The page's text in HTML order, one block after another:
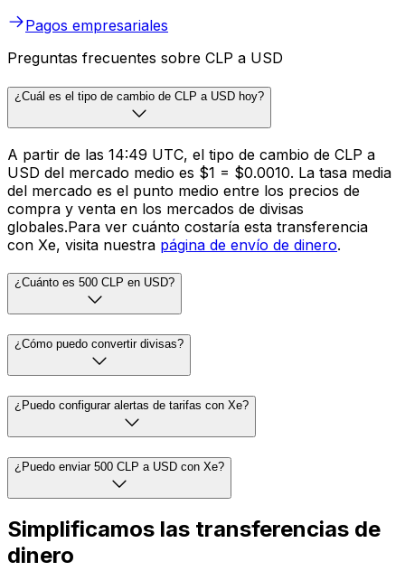
Pagos empresariales
Preguntas frecuentes sobre CLP a USD
¿Cuál es el tipo de cambio de CLP a USD hoy?
A partir de las 14:49 UTC, el tipo de cambio de CLP a
USD del mercado medio es $1 = $0.0010. La tasa media
del mercado es el punto medio entre los precios de
compra y venta en los mercados de divisas
globales.Para ver cuánto costaría esta transferencia
con Xe, visita nuestra página de envío de dinero.
¿Cuánto es 500 CLP en USD?
¿Cómo puedo convertir divisas?
¿Puedo configurar alertas de tarifas con Xe?
¿Puedo enviar 500 CLP a USD con Xe?
Simplificamos las transferencias de
dinero